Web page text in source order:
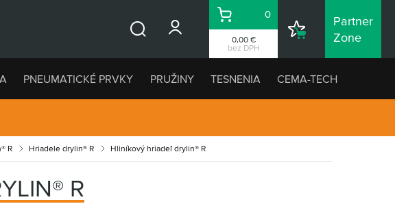
0,00 €
bez DPH
Košík
0
Nákupný
Partner
Zone
PNEUMATICKÉ PRVKY PRUŽINY TESNENIA CEMA-TECH
R Hriadele drylin® R Hliníkový hriadeľ drylin® R
R